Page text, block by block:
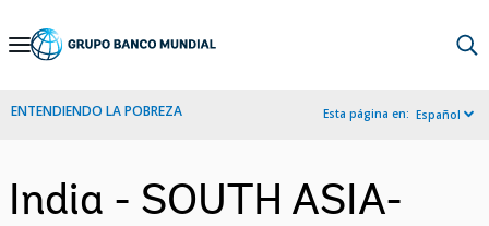
Skip
Navigation
ENTENDIENDO LA POBREZA Esta página en: Español
India - SOUTH ASIA-